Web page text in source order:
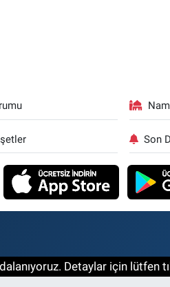
Son
Detaylar için lütfen